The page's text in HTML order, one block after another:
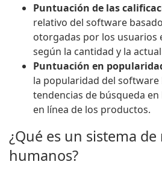
Puntuación de las
relativo del software
otorgadas por los usuarios
según la cantidad y la
Puntuación en
la popularidad del software
tendencias de búsqueda en
en línea de los productos.
¿Qué es un sistema
humanos?